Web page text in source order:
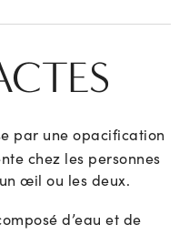
par une opacification
chez les personnes
œil ou les deux.
d’eau et de